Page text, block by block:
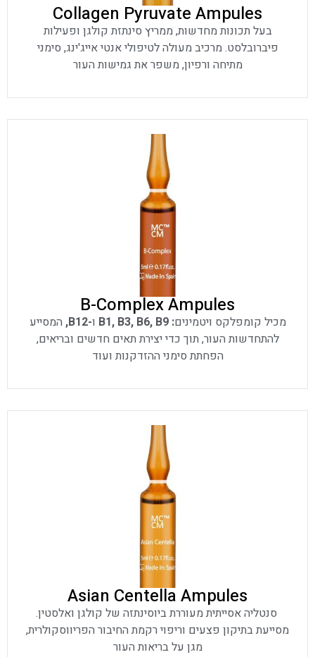
Collagen Pyruvate Ampules
בעל תכונות מחדשות, ממריץ סינתזת קולגן ופעילות
פיברובלסט. מרכיב מעולה לטיפולי אנטי אייג'ינג, סימני
מתיחה ורפיון, משפר את גמישות העור
B-Complex Ampules
מכיל קומפלקס ויטמינים: B1, B3, B6, B9 ו-B12,
המסייע
להתחדשות העור, תוך כדי יצירת תאים חדשים ובריאים,
הפחתת סימני ההזדקנות ועוד
Asian Centella Ampules
סנטליה אסייתית מעוררת ביוסינתזה של קולגן ואלסטין.
מסייעת בתיקון פצעים וריפוי רקמת החיבור הפריווסקולרית,
מגן על בריאות העור